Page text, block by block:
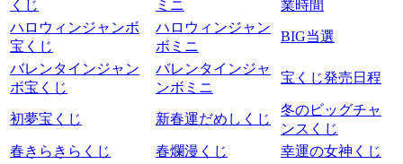
くじ
ミニ
業時間
ハロウィンジャンボ
宝くじ
ハロウィンジャン
ボミニ
BIG当選
バレンタインジャン
ボ宝くじ
バレンタインジャ
ンボミニ
宝くじ発売日程
初夢宝くじ 新春運だめしくじ
冬のビッグチャ
ンスくじ
春きらきらくじ
春爛漫くじ 幸運の女神くじ